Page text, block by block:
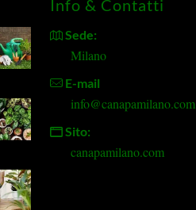
Info & Contatti
Sede:
Milano
E-mail
info@canapamilano.com
Sito:
canapamilano.com